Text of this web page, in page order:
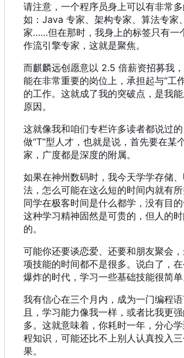
请注意 ， 一个程序员身上可以有非常
如 ： Java 专家、架构专家、算法专家
家……但在那时，我身上的标签只有一
作流引擎专家，这就是聚焦。
而麒麟远创愿意以 2.5 倍薪资招募我
能在非常重要的岗位上，承担起与“工
的工作。这就成了我的突破点，是我
原因。
这就像我和咱们专栏许多读者都说过的
做“T”型人才 ， 也就是说 ， 首先要在某
家 ， 广度都是深度的附属。
如果在神州数码时，我今天学学存储
法，怎么可能在这么短的时间内就有
同学在极客时间是什么都学，没有目的
这种学习精神固然是可贵的，但人的
的。
可能你还要谈恋爱、还要和朋友聚会
项技能的时间都不是很多。说白了，
爆炸的时代，学习一些基础技能很简单
我有信心在三个月内，成为一门编程
且，学习能力像我一样，或者比我更
多。这就意味着，你耗时一年，分心
程知识，可能还比不上别人认真投入
果。